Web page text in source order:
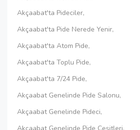
Akçaabat'ta Pideciler,
Akçaabat'ta Pide Nerede Yenir,
Akçaabat'ta Atom Pide,
Akçaabat'ta Toplu Pide,
Akçaabat'ta 7/24 Pide,
Akçaabat Genelinde Pide Salonu,
Akçaabat Genelinde Pideci,